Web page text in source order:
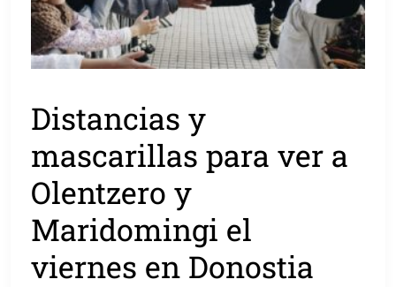
Distancias y
mascarillas para ver a
Olentzero y
Maridomingi el
viernes en Donostia